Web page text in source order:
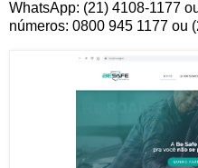
WhatsApp: (21) 4108-1177
números: 0800 945 1177 ou